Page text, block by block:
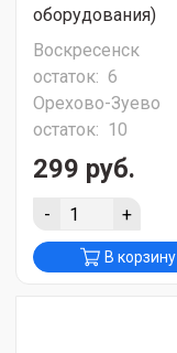
оборудования)
Воскресенск
остаток: 6
Орехово-Зуево
остаток: 10
299 руб.
- +
В корзину